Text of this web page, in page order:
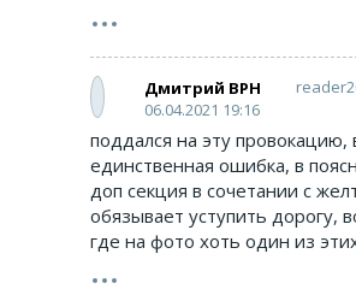
Дмитрий ВРН
06.04.2021 19:16
поддался на эту провокацию,
единственная ошибка, в
доп секция в сочетании с
обязывает уступить дорогу,
где на фото хоть один из этих